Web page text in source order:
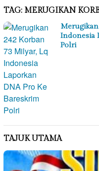
TAG: MERUGIKAN
Merugikan
Indonesia
Polri
TAJUK UTAMA